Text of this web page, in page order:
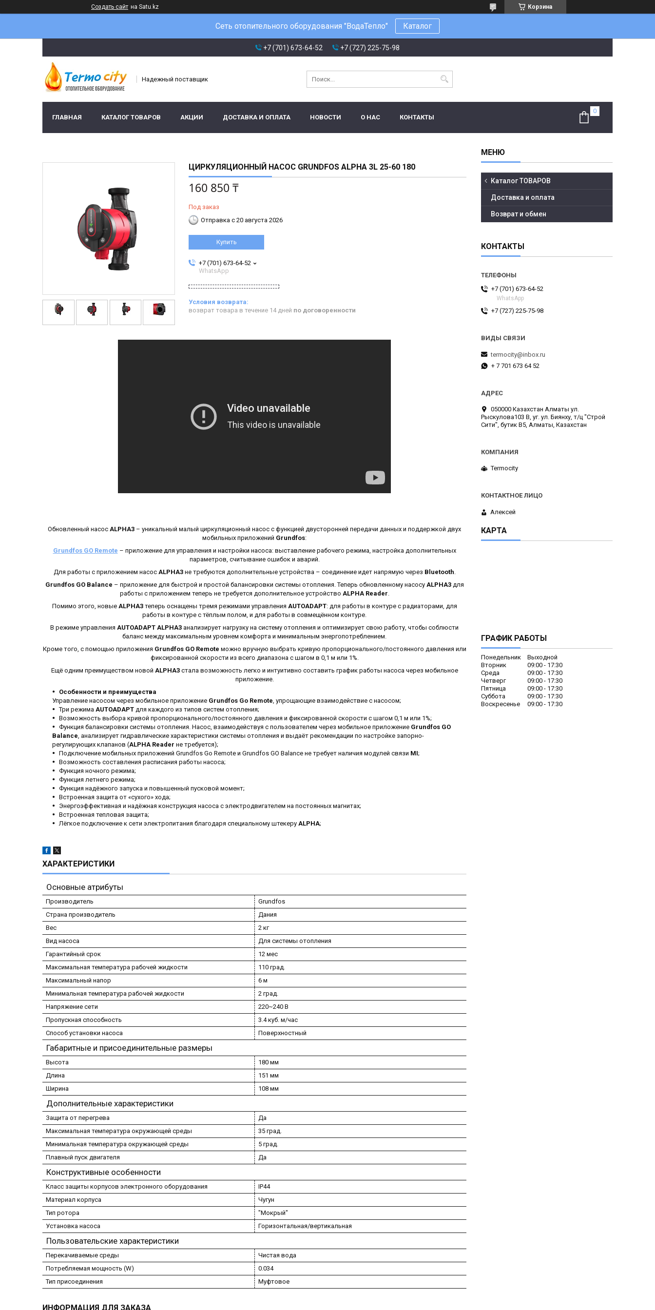
Создать сайт на Satu.kz Корзина
Сеть отопительного оборудования "ВодаТепло" Каталог
+7 (701) 673-64-52 +7 (727) 225-75-98
Надежный поставщик
ГЛАВНАЯ КАТАЛОГ ТОВАРОВ АКЦИИ ДОСТАВКА И ОПЛАТА НОВОСТИ О НАС КОНТАКТЫ
ЦИРКУЛЯЦИОННЫЙ НАСОС GRUNDFOS ALPHA 3L 25-60 180
160 850 ₸
Под заказ
Отправка с 20 августа 2026
Купить
+7 (701) 673-64-52
WhatsApp
возврат товара в течение 14 дней по договоренности
Обновленный насос ALPHA3 – уникальный малый циркуляционный насос с функцией двусторонней передачи данных и поддержкой двух
мобильных приложений Grundfos:
Grundfos GO Remote – приложение для управления и настройки насоса: выставление рабочего режима, настройка дополнительных
параметров, считывание ошибок и аварий.
Для работы с приложением насос ALPHA3не требуются дополнительные устройства – соединение идет напрямую через Bluetooth.
Grundfos GO Balance – приложение для быстрой и простой балансировки системы отопления. Теперь обновленному насосу ALPHA3для
работы с приложением теперь не требуется дополнительное устройство ALPHA Reader.
Помимо этого, новые ALPHA3теперь оснащены тремя режимами управления AUTOADAPT: для работы в контуре с радиаторами, для
работы в контуре с тёплым полом, и для работы в совмещённом контуре.
В режиме управления AUTOADAPT ALPHA3 анализирует нагрузку на систему отопления и оптимизирует свою работу, чтобы соблюсти
баланс между максимальным уровнем комфорта и минимальным энергопотреблением.
Кроме того, с помощью приложения Grundfos GO Remote можно вручную выбрать кривую пропорционального/постоянного давления или
фиксированной скорости из всего диапазона с шагом в 0,1 м или 1%.
Ещё одним преимуществом новой ALPHA3стала возможность легко и интуитивно составить график работы насоса через мобильное
приложение.
Особенности и преимущества
Управление насосом через мобильное приложение Grundfos Go Remote, упрощающие взаимодействие с насосом;
Три режима AUTOADAPT для каждого из типов систем отопления;
Возможность выбора кривой пропорционального/постоянного давления и фиксированной скорости с шагом 0,1 м или 1%;
Функция балансировки системы отопления. Насос, взаимодействуя с пользователем через мобильное приложение Grundfos GO
Balance, анализирует гидравлические характеристики системы отопления и выдаёт рекомендации по настройке запорно-
регулирующих клапанов (ALPHA Reader не требуется);
Подключение мобильных приложений Grundfos Go Remote и Grundfos GO Balance не требует наличия модулей связи MI;
Возможность составления расписания работы насоса;
Функция ночного режима;
Функция летнего режима;
Функция надёжного запуска и повышенный пусковой момент;
Встроенная защита от «сухого» хода;
Энергоэффективная и надёжная конструкция насоса с электродвигателем на постоянных магнитах;
Встроенная тепловая защита;
Лёгкое подключение к сети электропитания благодаря специальному штекеру ALPHA;
ХАРАКТЕРИСТИКИ
Основные атрибуты
Производитель
Grundfos
Страна производитель
Дания
Вес
2 кг
Вид насоса
Для системы отопления
Гарантийный срок
12 мес
Максимальная температура рабочей жидкости
110 град.
Максимальный напор
6 м
Минимальная температура рабочей жидкости
2 град.
Напряжение сети
220~240 В
Пропускная способность
3.4 куб. м/час
Способ установки насоса
Поверхностный
Габаритные и присоединительные размеры
Высота
180 мм
Длина
151 мм
Ширина
108 мм
Дополнительные характеристики
Защита от перегрева
Да
Максимальная температура окружающей среды
35 град.
Минимальная температура окружающей среды
5 град.
Плавный пуск двигателя
Да
Конструктивные особенности
Класс защиты корпусов электронного оборудования
IP44
Материал корпуса
Чугун
Тип ротора
"Мокрый"
Установка насоса
Горизонтальная/вертикальная
Пользовательские характеристики
Перекачиваемые среды
Чистая вода
Потребляемая мощность (W)
0.034
Тип присоединения
Муфтовое
ИНФОРМАЦИЯ ДЛЯ ЗАКАЗА
Каталог ТОВАРОВ
Доставка и оплата
Возврат и обмен
КОНТАКТЫ
+7 (701) 673-64-52
WhatsApp
+7 (727) 225-75-98
termocity@inbox.ru
+ 7 701 673 64 52
050000 Казахстан Алматы ул.
Рыскулова103 В, уг. ул. Биянху, т/ц "Строй
Сити", бутик В5, Алматы, Казахстан
Termocity
Алексей
КАРТА
ГРАФИК РАБОТЫ
Понедельник
Выходной
Вторник
09:00
17:30
Среда
09:00
17:30
Четверг
09:00
17:30
Пятница
09:00
17:30
Суббота
09:00
17:30
Воскресенье
09:00 17:30